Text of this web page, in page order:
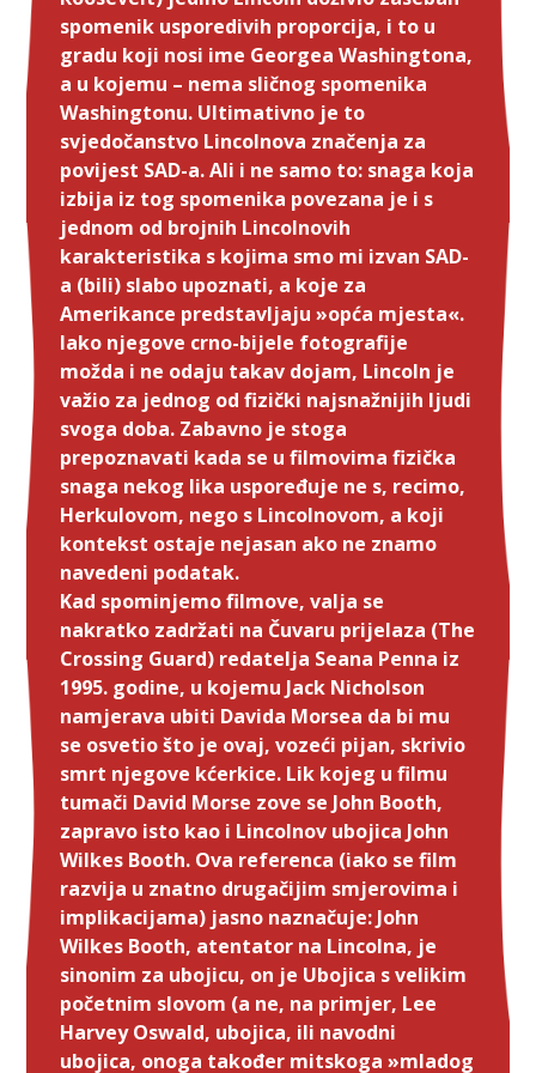
spomenik usporedivih proporcija, i to u
gradu koji nosi ime Georgea Washingtona,
a u kojemu – nema sličnog spomenika
Washingtonu. Ultimativno je to
svjedočanstvo Lincolnova značenja za
povijest SAD-a. Ali i ne samo to: snaga koja
izbija iz tog spomenika povezana je i s
jednom od brojnih Lincolnovih
karakteristika s kojima smo mi izvan SAD-
a (bili) slabo upoznati, a koje za
Amerikance predstavljaju »opća mjesta«.
Iako njegove crno-bijele fotografije
možda i ne odaju takav dojam, Lincoln je
važio za jednog od fizički najsnažnijih ljudi
svoga doba. Zabavno je stoga
prepoznavati kada se u filmovima fizička
snaga nekog lika uspoređuje ne s, recimo,
Herkulovom, nego s Lincolnovom, a koji
kontekst ostaje nejasan ako ne znamo
navedeni podatak.
Kad spominjemo filmove, valja se
nakratko zadržati na Čuvaru prijelaza (The
Crossing Guard) redatelja Seana Penna iz
1995. godine, u kojemu Jack Nicholson
namjerava ubiti Davida Morsea da bi mu
se osvetio što je ovaj, vozeći pijan, skrivio
smrt njegove kćerkice. Lik kojeg u filmu
tumači David Morse zove se John Booth,
zapravo isto kao i Lincolnov ubojica John
Wilkes Booth. Ova referenca (iako se film
razvija u znatno drugačijim smjerovima i
implikacijama) jasno naznačuje: John
Wilkes Booth, atentator na Lincolna, je
sinonim za ubojicu, on je Ubojica s velikim
početnim slovom (a ne, na primjer, Lee
Harvey Oswald, ubojica, ili navodni
ubojica, onoga također mitskoga »mladog